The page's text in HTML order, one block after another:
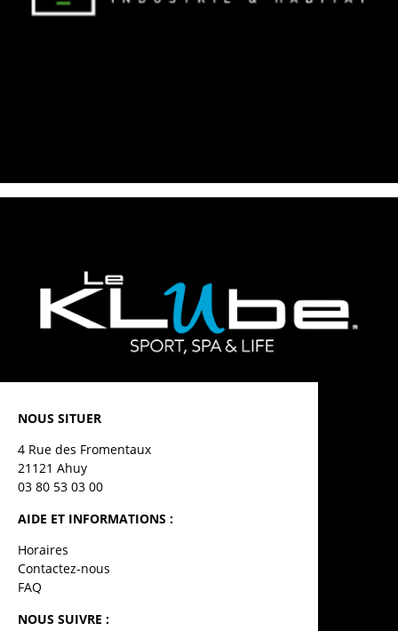
NOUS SITUER
4 Rue des Fromentaux
21121 Ahuy
03 80 53 03 00
AIDE ET INFORMATIONS :
Horaires
Contactez-nous
FAQ
NOUS SUIVRE :